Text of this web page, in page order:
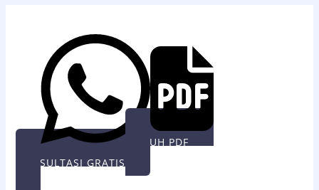
KONSULTASI GRATIS
UNDUH PDF